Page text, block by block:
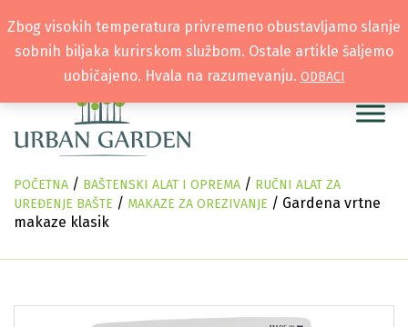
POČETNA / BAŠTENSKI ALAT I OPREMA / RUČNI ALAT ZA
UREĐENJE BAŠTE / MAKAZE ZA OREZIVANJE / Gardena vrtne
makaze klasik
Zbog visokih temperatura privremeno obustavljamo slanje
sobnih biljaka kurirskom službom. Ostale artikle šaljemo
uobičajeno. Hvala na razumevanju. ODBACI